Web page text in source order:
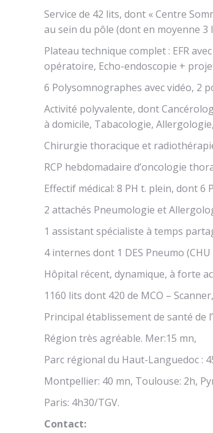
Service de 42 lits, dont « Centre
au sein du pôle (dont en moyenne
Plateau technique complet : EFR
opératoire, Echo-endoscopie +
6 Polysomnographes avec vidéo, 2
Activité polyvalente, dont
à domicile, Tabacologie,
Chirurgie thoracique et
RCP hebdomadaire d’oncologie
Effectif médical: 8 PH t. plein, dont
2 attachés Pneumologie et
1 assistant spécialiste à temps
4 internes dont 1 DES Pneumo (CHU
Hôpital récent, dynamique, à forte
1160 lits dont 420 de MCO –
Principal établissement de santé de
Région très agréable. Mer:15 mn,
Parc régional du Haut-Languedoc :
Montpellier: 40 mn, Toulouse: 2h,
Paris: 4h30/TGV.
Contact: